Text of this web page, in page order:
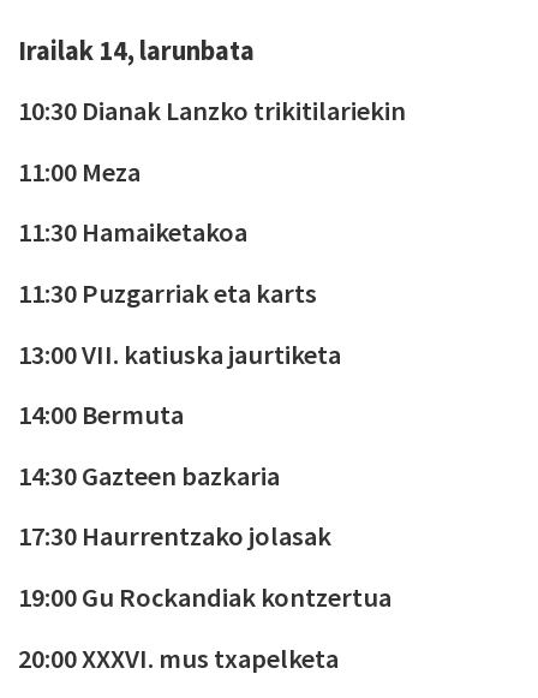
Irailak 14, larunbata
10:30 Dianak Lanzko trikitilariekin
11:00 Meza
11:30 Hamaiketakoa
11:30 Puzgarriak eta karts
13:00 VII. katiuska jaurtiketa
14:00 Bermuta
14:30 Gazteen bazkaria
17:30 Haurrentzako jolasak
19:00 Gu Rockandiak kontzertua
20:00 XXXVI. mus txapelketa